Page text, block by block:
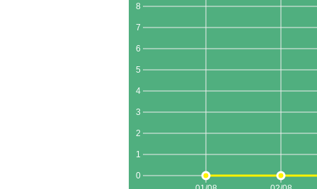
0
1
2
3
4
5
6
7
8